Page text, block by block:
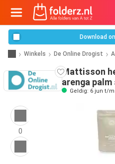
Download
Winkels De Online Drogist
Mattisson
arenga
Geldig: 6 jun t/m
0